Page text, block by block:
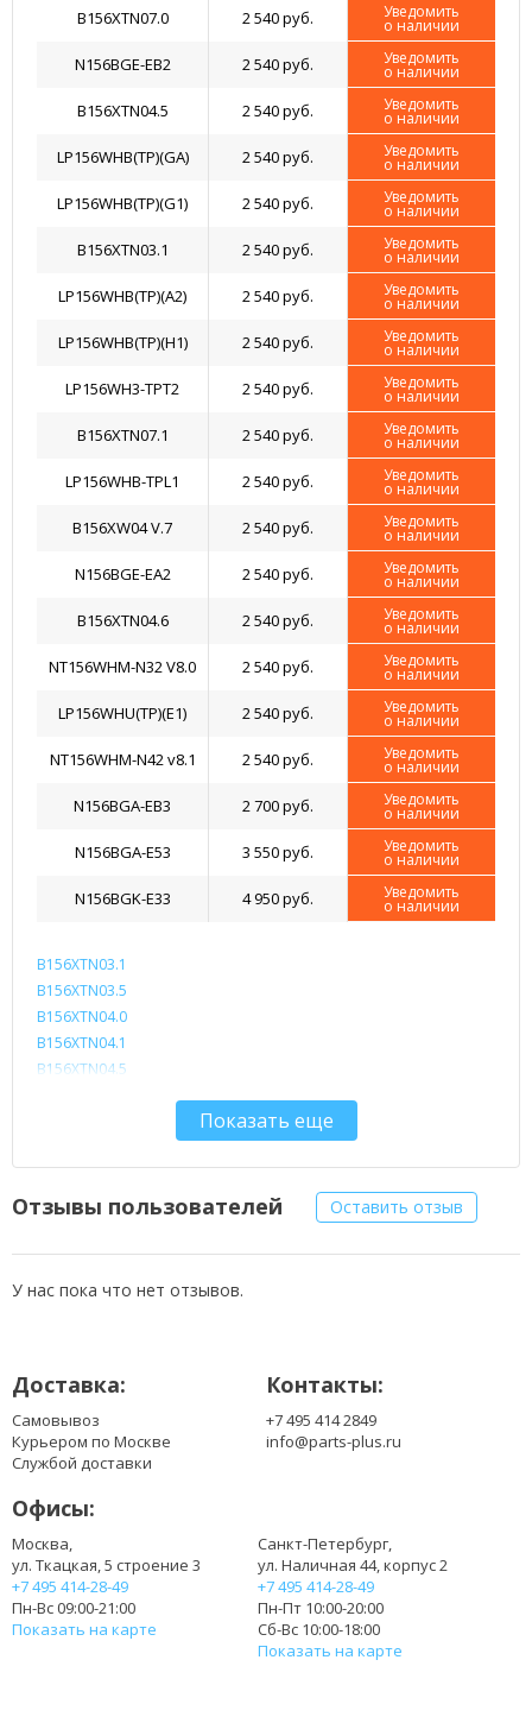
B156XTN07.0 2 540 руб. Уведомить
о наличии
N156BGE-EB2 2 540 руб. Уведомить
о наличии
B156XTN04.5 2 540 руб. Уведомить
о наличии
LP156WHB(TP)(GA) 2 540 руб. Уведомить
о наличии
LP156WHB(TP)(G1) 2 540 руб. Уведомить
о наличии
B156XTN03.1 2 540 руб. Уведомить
о наличии
LP156WHB(TP)(A2) 2 540 руб. Уведомить
о наличии
LP156WHB(TP)(H1) 2 540 руб. Уведомить
о наличии
LP156WH3-TPT2 2 540 руб. Уведомить
о наличии
B156XTN07.1 2 540 руб. Уведомить
о наличии
LP156WHB-TPL1 2 540 руб. Уведомить
о наличии
B156XW04 V.7 2 540 руб. Уведомить
о наличии
N156BGE-EA2 2 540 руб. Уведомить
о наличии
B156XTN04.6 2 540 руб. Уведомить
о наличии
NT156WHM-N32 V8.0 2 540 руб. Уведомить
о наличии
LP156WHU(TP)(E1) 2 540 руб. Уведомить
о наличии
NT156WHM-N42 v8.1 2 540 руб. Уведомить
о наличии
N156BGA-EB3 2 700 руб. Уведомить
о наличии
N156BGA-E53 3 550 руб. Уведомить
о наличии
N156BGK-E33 4 950 руб. Уведомить
о наличии
B156XTN03.1
B156XTN03.5
B156XTN04.0
B156XTN04.1
B156XTN04.5
B156XTN07.1
B156XTN08.1
B156XW04 V.8
LP156WH3(TP)(TH)
LP156WHA-SPA1
LP156WHA-SPA2
LP156WHB(TP)(A2)
LP156WHB(TP)(B1)
LP156WHB(TP)(C1)
LP156WHB(TP)(C2)
LP156WHB(TP)(D1)
LP156WHB(TP)(D2)
Показать еще
Отзывы пользователей Оставить отзыв
У нас пока что нет отзывов.
Доставка:
Самовывоз
Курьером по Москве
Службой доставки
Контакты:
+7 495 414 2849
info@parts-plus.ru
Офисы:
Москва,
ул. Ткацкая, 5 строение 3
+7 495 414-28-49
Пн-Вс 09:00-21:00
Показать на карте
Санкт-Петербург,
ул. Наличная 44, корпус 2
+7 495 414-28-49
Пн-Пт 10:00-20:00
Сб-Вс 10:00-18:00
Показать на карте